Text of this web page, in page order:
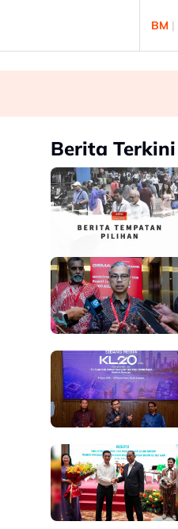
BM |
Berita Terkini